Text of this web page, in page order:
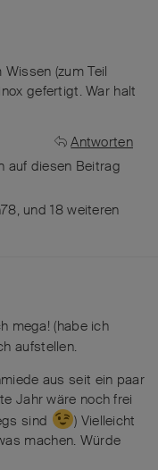
(zum Teil
gefertigt. War halt
Antworten
auf diesen Beitrag
, und18weiteren
mega! (habe ich
aufstellen.
aus seit ein paar
Jahr wäre noch frei
sind
) Vielleicht
machen. Würde